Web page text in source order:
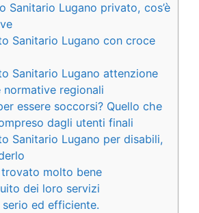
Sanitario Lugano privato, cos’è
Sanitario Lugano con croce
Sanitario Lugano attenzione
normative regionali
essere soccorsi? Quello che
dagli utenti finali
Sanitario Lugano per disabili,
molto bene
dei loro servizi
serio ed efficiente.